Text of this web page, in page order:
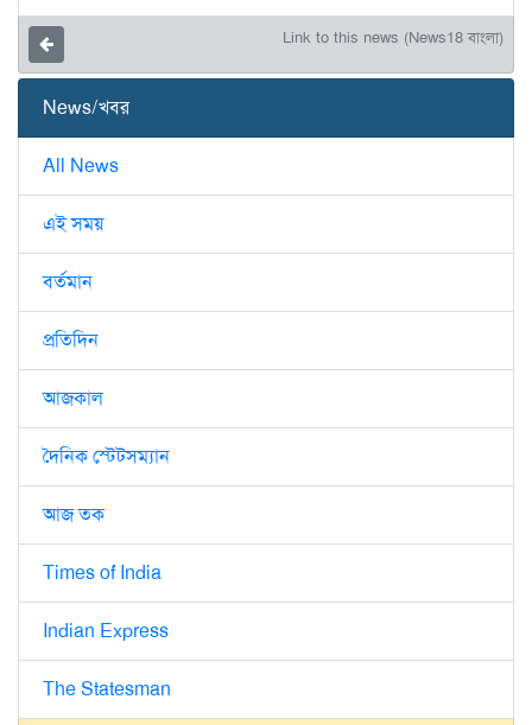
Link to this news (News18 বাংলা)
News/খবর
All News
এই সময়
বর্তমান
প্রতিদিন
আজকাল
দৈনিক স্টেটসম্যান
আজ তক
Times of India
Indian Express
The Statesman